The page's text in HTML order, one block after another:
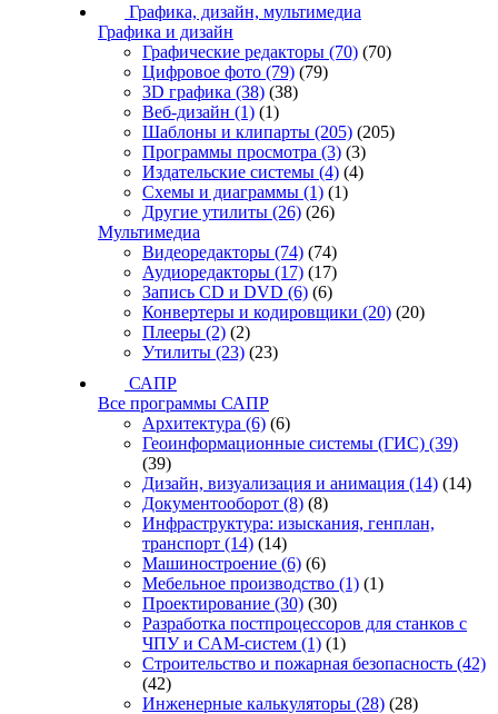
Графика, дизайн, мультимедиа
Графика и дизайн
Графические редакторы (70) (70)
Цифровое фото (79) (79)
3D графика (38) (38)
Веб-дизайн (1) (1)
Шаблоны и клипарты (205) (205)
Программы просмотра (3) (3)
Издательские системы (4) (4)
Схемы и диаграммы (1) (1)
Другие утилиты (26) (26)
Мультимедиа
Видеоредакторы (74) (74)
Аудиоредакторы (17) (17)
Запись CD и DVD (6) (6)
Конвертеры и кодировщики (20) (20)
Плееры (2) (2)
Утилиты (23) (23)
САПР
Все программы САПР
Архитектура (6) (6)
Геоинформационные системы (ГИС) (39)
(39)
Дизайн, визуализация и анимация (14) (14)
Документооборот (8) (8)
Инфраструктура: изыскания, генплан,
транспорт (14) (14)
Машиностроение (6) (6)
Мебельное производство (1) (1)
Проектирование (30) (30)
Разработка постпроцессоров для станков с
ЧПУ и CAM-систем (1) (1)
Строительство и пожарная безопасность (42)
(42)
Инженерные калькуляторы (28) (28)